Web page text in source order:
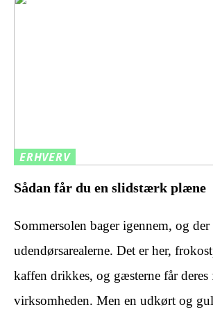
ERHVERV
Sådan får du en slidstærk plæne
Sommersolen bager igennem, og
udendørsarealerne. Det er her,
kaffen drikkes, og gæsterne får
virksomheden. Men en udkørt og